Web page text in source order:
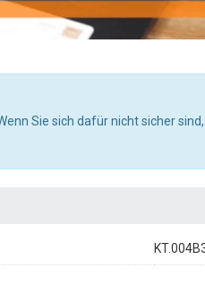
Sie sich dafür nicht sicher